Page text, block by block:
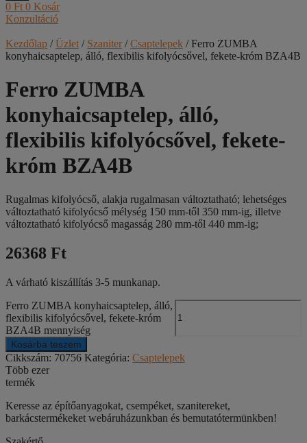
0 Ft 0 Kosár
Konzultáció
Kezdőlap /Üzlet / Szaniter /Csaptelepek / Ferro ZUMBA
konyhaicsaptelep, álló, flexibilis kifolyócsővel, fekete-króm BZA4B
Ferro ZUMBA
konyhaicsaptelep, álló,
flexibilis kifolyócsővel, fekete-
króm BZA4B
Rugalmas kifolyócső, alakja rugalmasan változtatható; lehetséges
változtatható kifolyócső mélység 150 mm-től 350 mm-ig, illetve
változtatható kifolyócső magasság 280 mm-től 440 mm-ig;
26368 Ft
A várható kiszállítás 3-5 munkanap.
Ferro ZUMBA konyhaicsaptelep, álló,
flexibilis kifolyócsővel, fekete-króm
BZA4B mennyiség
Kosárba teszem
Cikkszám: 70756 Kategória: Csaptelepek
Több ezer
termék
Keresse az építőanyagokat, csempéket, szanitereket,
barkácstermékeket webáruházunkban és bemutatótermünkben!